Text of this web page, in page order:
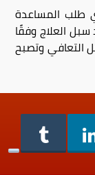
طلب المساعدة
العلاج وفقًا
التعافي وتصبح